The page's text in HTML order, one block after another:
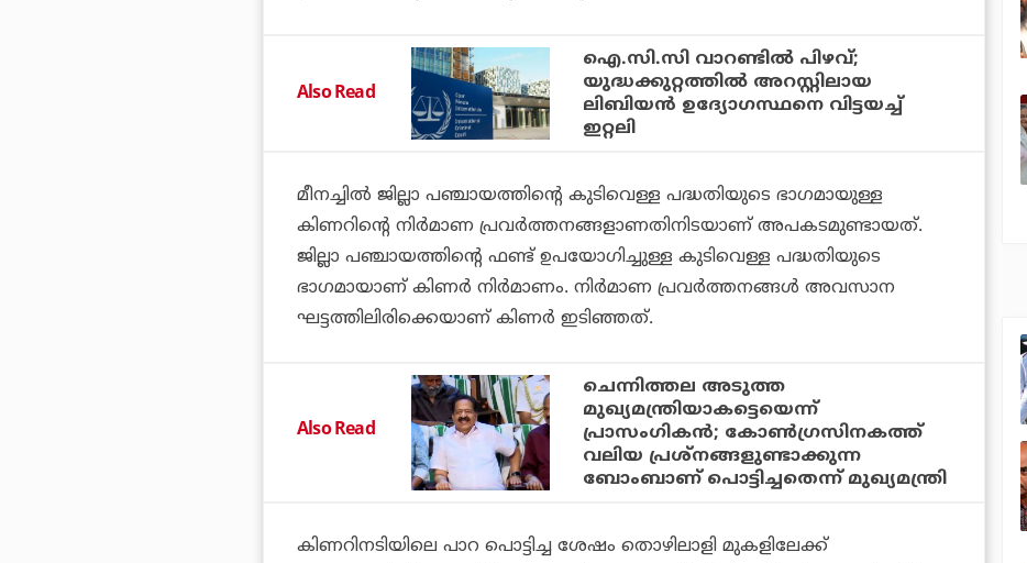
Also Read
ഐ.സി.സി വാറണ്ടില്‍ പിഴവ്;
യുദ്ധക്കുറ്റത്തില്‍ അറസ്റ്റിലായ
ലിബിയന്‍ ഉദ്യോഗസ്ഥനെ വിട്ടയച്ച്
ഇറ്റലി
മീനച്ചില്‍ ജില്ലാ പഞ്ചായത്തിന്റെ കുടിവെള്ള പദ്ധതിയുടെ ഭാഗമായുള്ള
കിണറിന്റെ നിര്‍മാണ പ്രവര്‍ത്തനങ്ങളാണതിനിടയാണ് അപകടമുണ്ടായത്.
ജില്ലാ പഞ്ചായത്തിന്റെ ഫണ്ട് ഉപയോഗിച്ചുള്ള കുടിവെള്ള പദ്ധതിയുടെ
ഭാഗമായാണ് കിണര്‍ നിര്‍മാണം. നിര്‍മാണ പ്രവര്‍ത്തനങ്ങള്‍ അവസാന
ഘട്ടത്തിലിരിക്കെയാണ് കിണര്‍ ഇടിഞ്ഞത്.
Also Read
ചെന്നിത്തല അടുത്ത
മുഖ്യമന്ത്രിയാകട്ടെയെന്ന്
പ്രാസംഗികന്‍; കോണ്‍ഗ്രസിനകത്ത്
വലിയ പ്രശ്‌നങ്ങളുണ്ടാക്കുന്ന
ബോംബാണ് പൊട്ടിച്ചതെന്ന് മുഖ്യമന്ത്രി
കിണറിനടിയിലെ പാറ പൊട്ടിച്ച ശേഷം തൊഴിലാളി മുകളിലേക്ക്